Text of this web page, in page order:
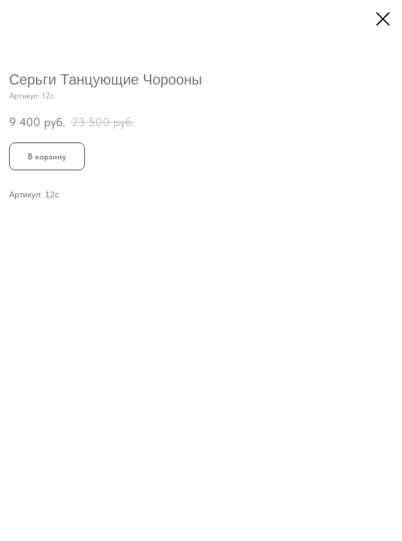
Серьги Танцующие Чорооны
Артикул: 12с
9 400 руб. 23 500 руб.
В корзину
Артикул: 12с